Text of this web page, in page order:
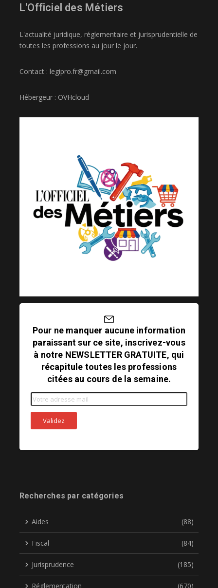
L'Officiel des Métiers
L'actualité juridique, réglementaire et jurisprudentielle de
toutes les professions au jour le jour.
Contact : legipro.fr@gmail.com
Hébergeur : OVHcloud
Pour ne manquer aucune information
paraissant sur ce site, inscrivez-vous
à notre NEWSLETTER GRATUITE, qui
récapitule toutes les professions
citées au cours de la semaine.
Recherches par catégories
Aides (88)
Fiscal (84)
Jurisprudence (185)
Réglementation (670)